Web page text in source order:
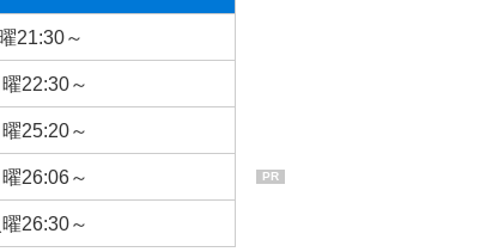
21:30～
22:30～
25:20～
26:06～
26:30～
PR